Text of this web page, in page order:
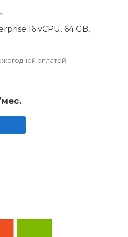
16 vCPU, 64 GB,
оплатой
мес.